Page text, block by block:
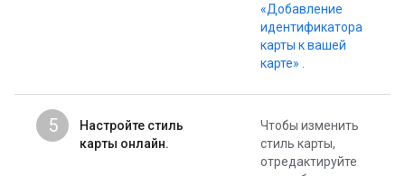
«Добавление
идентификатора
карты к вашей
карте»
5
Настройте стиль
карты онлайн.
Чтобы изменить
стиль карты,
отредактируйте